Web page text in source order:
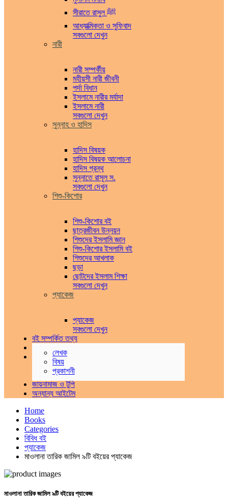
সীরাতে রাসুল ﷺ
আধ্যাত্মিকতা ও সুফিবাদ
সবগুলো দেখুন
নারী
নারী সম্পর্কীয়
মহীয়সী নারী জীবনী
পর্দা বিধান
ইসলামে নারীর মর্যাদা
ইসলামে নারী
সবগুলো দেখুন
সুন্নাহ ও হাদিস
হাদিস বিষয়ক
হাদিস বিষয়ক আলোচনা
হাদিস গ্রন্থ
সুন্নাতে রাসূল স.
সবগুলো দেখুন
শিশু-কিশোর
শিশু-কিশোর বই
ছাত্রজীবন উন্নয়ন
শিশুদের ইসলামি জ্ঞান
শিশু-কিশোর ইসলামি বই
শিশুদের আখলাক
ছড়া
ছোটদের ইসলাম শিক্ষা
সবগুলো দেখুন
প্যাকেজ
প্যাকেজ
সবগুলো দেখুন
বই সম্পর্কিত তথ্য
লেখক
বিষয়
প্রকাশনী
পুরাতন বই
ক্রয়
বিক্রয়
জায়নামাজ ও টুপি
অন্যান্য আইটেম
Home
Books
Categories
বিবিধ বই
প্যাকেজ
মাওলানা তারিক জামিল ৯টি বইয়ের প্যাকেজ
মাওলানা তারিক জামিল ৯টি বইয়ের প্যাকেজ